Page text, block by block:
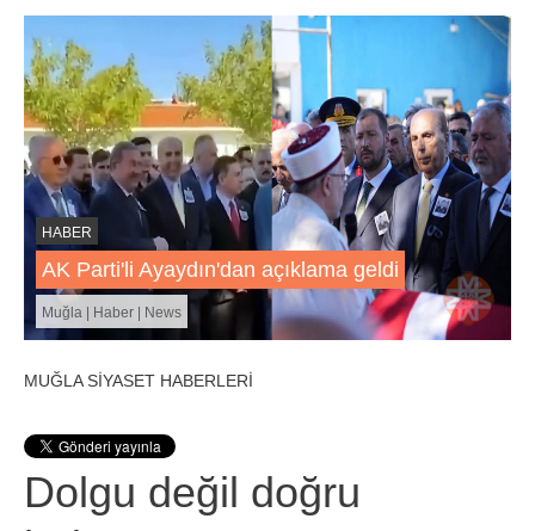
HABER
AK Parti'li Ayaydın'dan açıklama geldi
Muğla | Haber | News
MUĞLA SİYASET HABERLERİ
Dolgu değil doğru